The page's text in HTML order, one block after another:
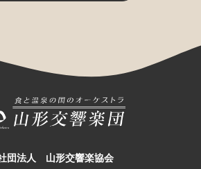
団法人 山形交響楽協会